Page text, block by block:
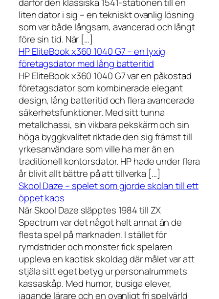
därför den klassiska 1541-stationen till en
liten dator i sig – en tekniskt ovanlig lösning
som var både långsam, avancerad och långt
före sin tid. När […]
HP EliteBook x360 1040 G7 – en lyxig
företagsdator med lång batteritid
HP EliteBook x360 1040 G7 var en påkostad
företagsdator som kombinerade elegant
design, lång batteritid och flera avancerade
säkerhetsfunktioner. Med sitt tunna
metallchassi, sin vikbara pekskärm och sin
höga byggkvalitet riktade den sig främst till
yrkesanvändare som ville ha mer än en
traditionell kontorsdator. HP hade under flera
år blivit allt bättre på att tillverka […]
Skool Daze – spelet som gjorde skolan till ett
öppet kaos
När Skool Daze släpptes 1984 till ZX
Spectrum var det något helt annat än de
flesta spel på marknaden. I stället för
rymdstrider och monster fick spelaren
uppleva en kaotisk skoldag där målet var att
stjäla sitt eget betyg ur personalrummets
kassaskåp. Med humor, busiga elever,
jagande lärare och en ovanligt fri spelvärld